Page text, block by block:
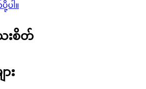
ပါ။
စိတ်
း